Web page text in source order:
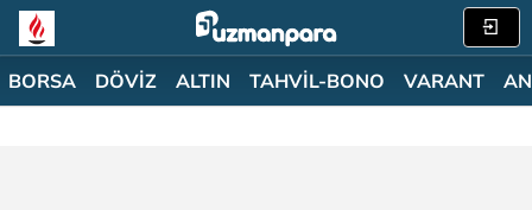
BORSA DÖVİZ ALTIN TAHVİL-BONO VARANT